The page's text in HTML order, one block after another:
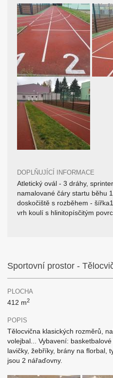
DOPLŇUJÍCÍ INFORMACE
Atletický ovál - 3 dráhy,
namalované čáry startu běhu
doskočiště s rozběhem -
vrh koulí s hlinitopísčitým
Sportovní prostor -
PLOCHA
412 m2
POPIS
Tělocvična klasických rozměrů,
volejbal... Vybavení:
lavičky, žebříky, brány na florbal,
jsou 2 nářaďovny.